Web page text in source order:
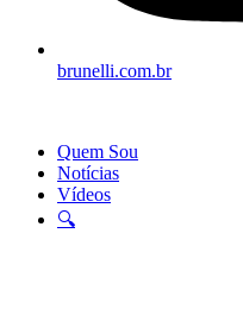
brunelli.com.br
Quem Sou
Notícias
Vídeos
🔍